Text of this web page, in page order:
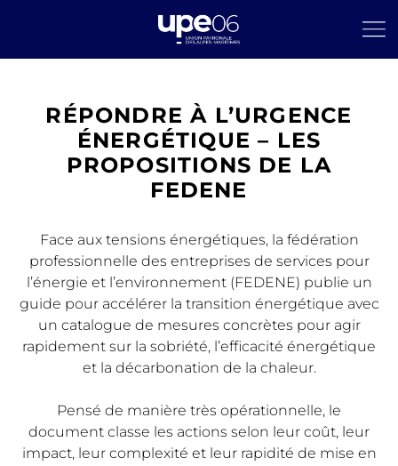
RÉPONDRE À L’URGENCE
ÉNERGÉTIQUE – LES
PROPOSITIONS DE LA
FEDENE
Face aux tensions énergétiques, la fédération
professionnelle des entreprises de services pour
l’énergie et l’environnement (FEDENE) publie un
guide pour accélérer la transition énergétique avec
un catalogue de mesures concrètes pour agir
rapidement sur la sobriété, l’efficacité énergétique
et la décarbonation de la chaleur.
Pensé de manière très opérationnelle, le
document classe les actions selon leur coût, leur
impact, leur complexité et leur rapidité de mise en